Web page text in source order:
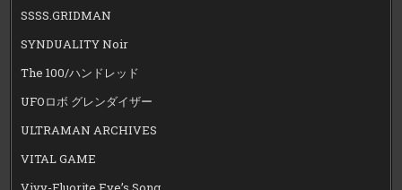
SSSS.GRIDMAN
SYNDUALITY Noir
The 100/ハンドレッド
UFOロボ グレンダイザー
ULTRAMAN ARCHIVES
VITAL GAME